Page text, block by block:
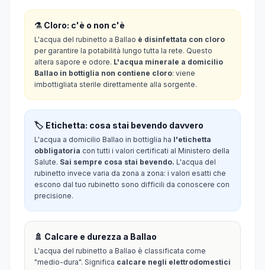
⚗️ Cloro: c'è o non c'è
L'acqua del rubinetto a Ballao è disinfettata con cloro
per garantire la potabilità lungo tutta la rete. Questo
altera sapore e odore. L'acqua minerale a domicilio
Ballao in bottiglia non contiene cloro: viene
imbottigliata sterile direttamente alla sorgente.
🏷️ Etichetta: cosa stai bevendo davvero
L'acqua a domicilio Ballao in bottiglia ha l'etichetta
obbligatoria con tutti i valori certificati al Ministero della
Salute. Sai sempre cosa stai bevendo. L'acqua del
rubinetto invece varia da zona a zona: i valori esatti che
escono dal tuo rubinetto sono difficili da conoscere con
precisione.
🚿 Calcare e durezza a Ballao
L'acqua del rubinetto a Ballao è classificata come
"medio-dura". Significa calcare negli elettrodomestici